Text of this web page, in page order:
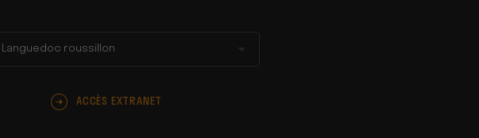
Languedoc roussillon
ACCÈS EXTRANET